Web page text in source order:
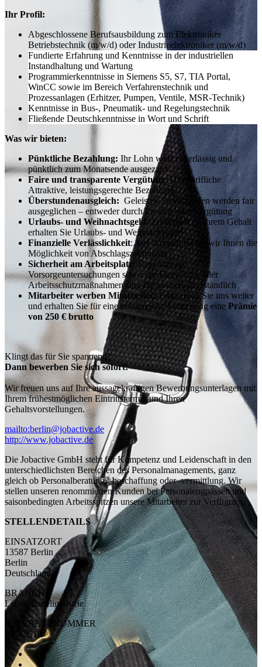
Ihr Profil:
Abgeschlossene Berufsausbildung zum Elektroniker
Betriebstechnik (m/w/d) oder Industrieelektroniker (m/w/d)
Fundierte Erfahrung und Kenntnisse in der industriellen
Instandhaltung und Wartung
Programmierkenntnisse in Siemens S5, S7, TIA Portal,
WinCC sowie im Bereich Verfahrenstechnik und
Prozessanlagen (Erhitzer, Pumpen, Ventile, MSR-Technik)
Kenntnisse in Bus-, Pneumatik- und Regelungstechnik
Fließende Deutschkenntnisse in Wort und Schrift
Was wir bieten:
Pünktliche Bezahlung: Ihr Lohn wird zuverlässig und
pünktlich zum Monatsende ausgezahlt
Faire und transparente Vergütung: Übertarifliche
Attraktive, leistungsgerechte Bezahlung
Überstundenausgleich: Geleistete Überstunden werden fair
ausgeglichen – entweder durch Freizeit oder Vergütung
Urlaubs- und Weihnachtsgeld: Zusätzlich zu Ihrem Gehalt
erhalten Sie Urlaubs- und Weihnachtsgeld
Finanzielle Verlässlichkeit: Auf Wunsch bieten wir Ihnen die
Möglichkeit von Abschlagszahlungen
Sicherheit am Arbeitsplatz:Regelmäßige
Vorsorgeuntersuchungen sowie die Einhaltung aller
Arbeitsschutzmaßnahmen sind für uns selbstverständlich
Mitarbeiter werben Mitarbeiter: Empfehlen Sie uns weiter
und erhalten Sie für eine erfolgreiche Einstellung eine Prämie
von 250 € brutto
Klingt das für Sie spannend?
Dann bewerben Sie sich sofort!
Wir freuen uns auf Ihre aussagekräftigen Bewerbungsunterlagen mit
Ihrem frühestmöglichen Eintrittstermin und Ihren
Gehaltsvorstellungen.
mailto:berlin@jobactive.de
http://www.jobactive.de
Die Jobactive GmbH steht für Kompetenz und Leidenschaft in den
unterschiedlichsten Bereichen des Personalmanagements, ganz
gleich ob Personalberatung, -beschaffung oder -vermittlung. Wir
stellen unseren renommierten Kunden bei Personalengpässen und
saisonbedingten Arbeitsspitzen unsere Mitarbeiter zur Verfügung.
STELLENDETAILS
EINSATZORT
13587 Berlin
Berlin
Deutschland
BRANCHE
Lebensmittelindustrie
REFERENZNUMMER
29578519